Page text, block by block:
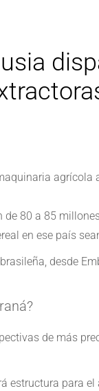
agrícola
80 a 85
en ese país
desde
de más
para